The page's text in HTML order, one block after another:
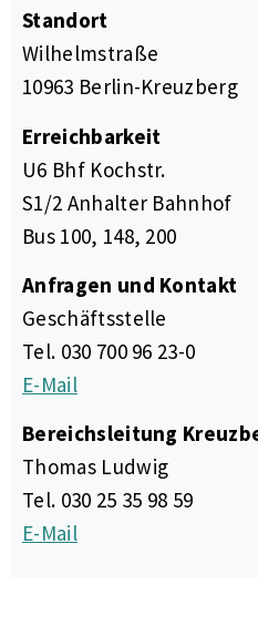
Standort
Wilhelmstraße
10963 Berlin-Kreuzberg
Erreichbarkeit
U6 Bhf Kochstr.
S1/2 Anhalter Bahnhof
Bus 100, 148, 200
Anfragen und Kontakt
Geschäftsstelle
Tel. 030 700 96 23-0
E-Mail
Bereichsleitung
Thomas Ludwig
Tel. 030 25 35 98 59
E-Mail